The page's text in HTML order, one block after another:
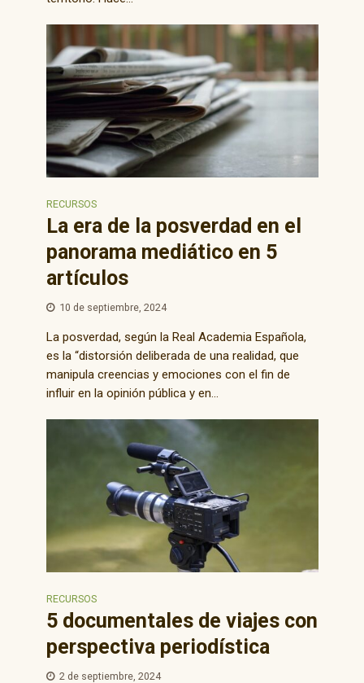
RECURSOS
La era de la posverdad en el
panorama mediático en 5
artículos
10 de septiembre, 2024
La posverdad, según la Real Academia Española,
es la “distorsión deliberada de una realidad, que
manipula creencias y emociones con el fin de
influir en la opinión pública y en...
RECURSOS
5 documentales de viajes con
perspectiva periodística
2 de septiembre, 2024